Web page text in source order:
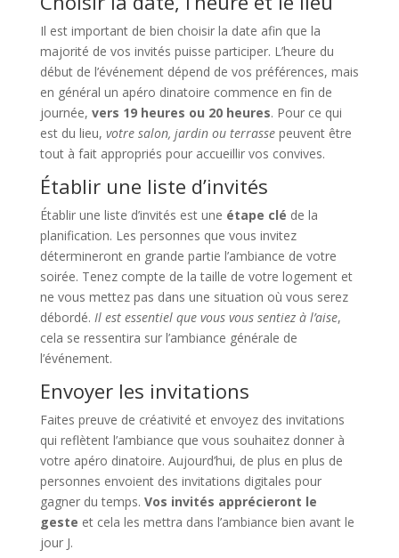
Il est important de bien choisir la date afin que la
majorité de vos invités puisse participer. L’heure du
début de l’événement dépend de vos préférences, mais
en général un apéro dinatoire commence en fin de
journée, vers 19 heures ou 20 heures. Pour ce qui
est du lieu, votre salon, jardin ou terrasse peuvent être
tout à fait appropriés pour accueillir vos convives.
Établir une liste d’invités
Établir une liste d’invités est une étape clé de la
planification. Les personnes que vous invitez
détermineront en grande partie l’ambiance de votre
soirée. Tenez compte de la taille de votre logement et
ne vous mettez pas dans une situation où vous serez
débordé. Il est essentiel que vous vous sentiez à l’aise,
cela se ressentira sur l’ambiance générale de
l’événement.
Envoyer les invitations
Faites preuve de créativité et envoyez des invitations
qui reflètent l’ambiance que vous souhaitez donner à
votre apéro dinatoire. Aujourd’hui, de plus en plus de
personnes envoient des invitations digitales pour
gagner du temps. Vos invités apprécieront le
geste et cela les mettra dans l’ambiance bien avant le
jour J.